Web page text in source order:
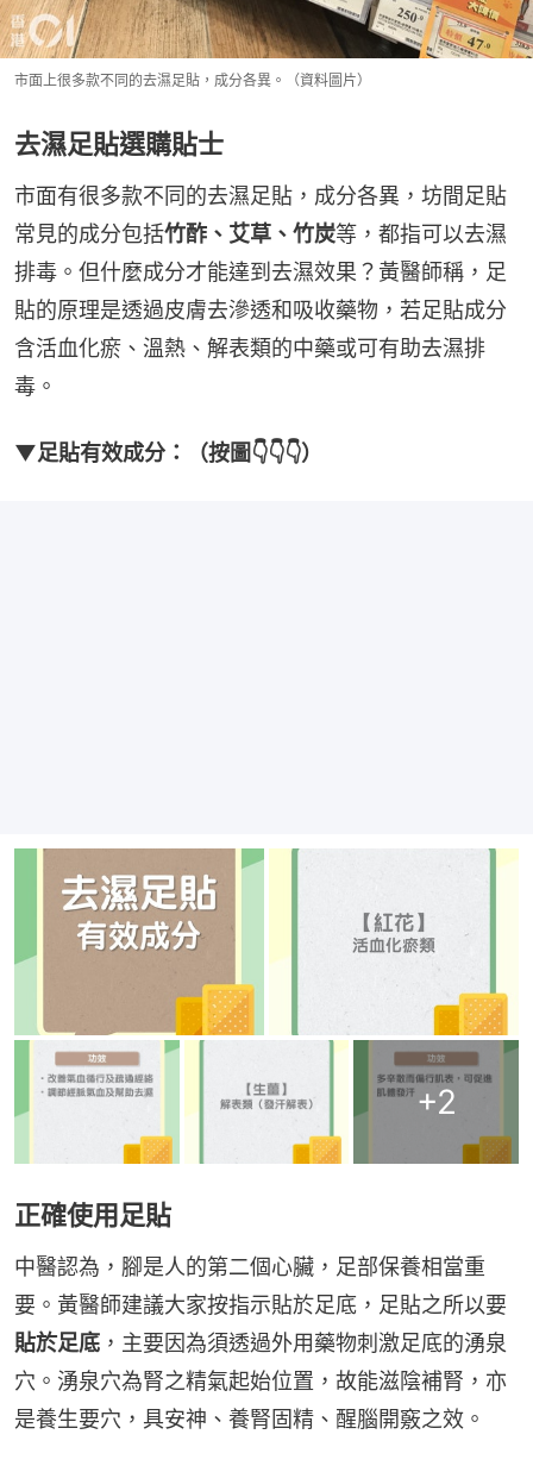
市面上很多款不同的去濕足貼，成分各異。（資料圖片）
去濕足貼選購貼士
市面有很多款不同的去濕足貼，成分各異，坊間足貼
常見的成分包括竹酢、艾草、竹炭等，都指可以去濕
排毒。但什麼成分才能達到去濕效果？黃醫師稱，足
貼的原理是透過皮膚去滲透和吸收藥物，若足貼成分
含活血化瘀、溫熱、解表類的中藥或可有助去濕排
毒。
▼足貼有效成分：（按圖👇👇👇）
+2
正確使用足貼
中醫認為，腳是人的第二個心臟，足部保養相當重
要。黃醫師建議大家按指示貼於足底，足貼之所以要
貼於足底 ，主要因為須透過外用藥物刺激足底的湧泉
穴。湧泉穴為腎之精氣起始位置，故能滋陰補腎，亦
是養生要穴，具安神、養腎固精、醒腦開竅之效。